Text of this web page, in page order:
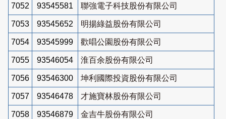
7052 93545581 聯強電子科技股份有限公司
7053 93545652 明揚綠益股份有限公司
7054 93545999 歡唱公園股份有限公司
7055 93546054 淮百余股份有限公司
7056 93546300 坤利國際投資股份有限公司
7057 93546478 才施寶林股份有限公司
7058 93546879 金吉牛股份有限公司